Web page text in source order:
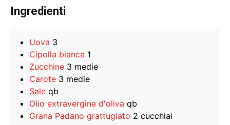
Ingredienti
Uova 3
Cipolla bianca 1
Zucchine 3 medie
Carote 3 medie
Sale qb
Olio extravergine d'oliva qb
Grana Padano grattugiato 2 cucchiai